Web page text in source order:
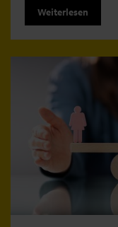
Weiterlesen